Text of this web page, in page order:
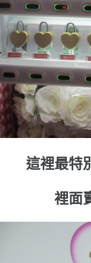
這裡最特
裡面